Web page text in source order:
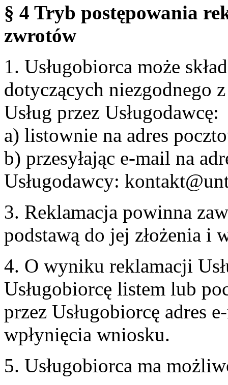
§ 4 Tryb postępowania
zwrotów
1. Usługobiorca może
dotyczących niezgodnego
Usług przez Usługodawcę:
a) listownie na adres
b) przesyłając e-mail na
Usługodawcy:
3. Reklamacja powinna
podstawą do jej złożenia i
4. O wyniku reklamacji
Usługobiorcę listem lub
przez Usługobiorcę adres
wpłynięcia wniosku.
5. Usługobiorca ma